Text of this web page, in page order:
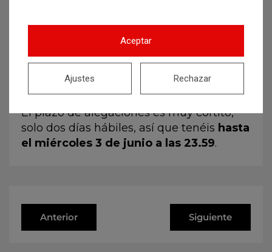
El plazo de alegaciones es muy cortito,
solo dos días hábiles, así que tenéis hasta
el miércoles 3 de junio a las 23.59.
Anterior Siguiente
Aceptar
Rechazar
Ajustes